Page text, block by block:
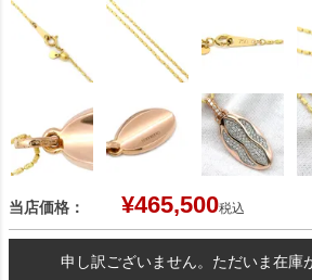
当店価格： ¥465,500税込
申し訳ございません。ただいま在庫